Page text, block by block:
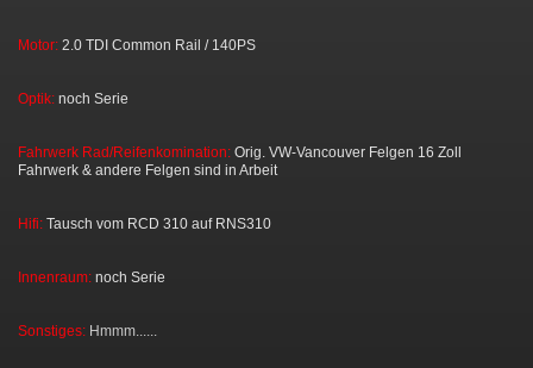
Motor: 2.0 TDI Common Rail / 140PS
Optik: noch Serie
Fahrwerk Rad/Reifenkomination: Orig. VW-Vancouver Felgen 16 Zoll
Fahrwerk & andere Felgen sind in Arbeit
Hifi: Tausch vom RCD 310 auf RNS310
Innenraum: noch Serie
Sonstiges: Hmmm......